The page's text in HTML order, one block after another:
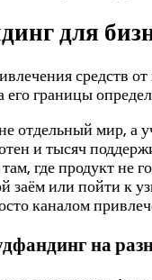
для
средств
границы
отдельный мир, а
и тысяч
где продукт не
заём или пойти к
каналом
на